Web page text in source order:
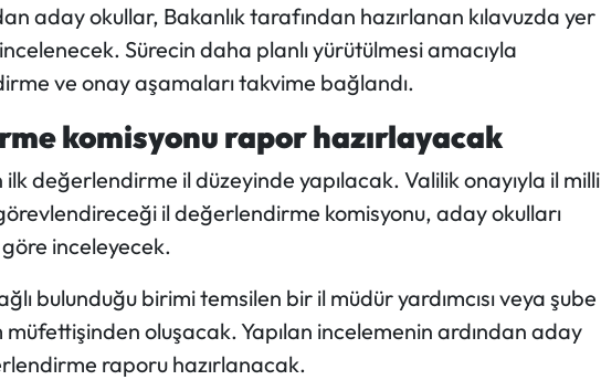
aday okullar, Bakanlık tarafından hazırlanan kılavuzda yer
Sürecin daha planlı yürütülmesi amacıyla
ve onay aşamaları takvime bağlandı.
komisyonu rapor hazırlayacak
değerlendirme il düzeyinde yapılacak. Valilik onayıyla il milli
il değerlendirme komisyonu, aday okulları
inceleyecek.
bulunduğu birimi temsilen bir il müdür yardımcısı veya şube
oluşacak. Yapılan incelemenin ardından aday
raporu hazırlanacak.